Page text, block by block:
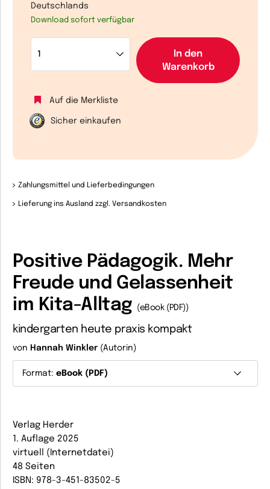
Deutschlands
Download sofort verfügbar
In den
Warenkorb
Auf die Merkliste
Sicher einkaufen
Zahlungsmittel und Lieferbedingungen
Lieferung ins Ausland zzgl. Versandkosten
Positive Pädagogik. Mehr
Freude und Gelassenheit
im Kita-Alltag
(eBook (PDF))
kindergarten heute praxis kompakt
von Hannah Winkler (Autorin)
Format: eBook (PDF)
Verlag Herder
1. Auflage 2025
virtuell (Internetdatei)
48 Seiten
ISBN: 978-3-451-83502-5